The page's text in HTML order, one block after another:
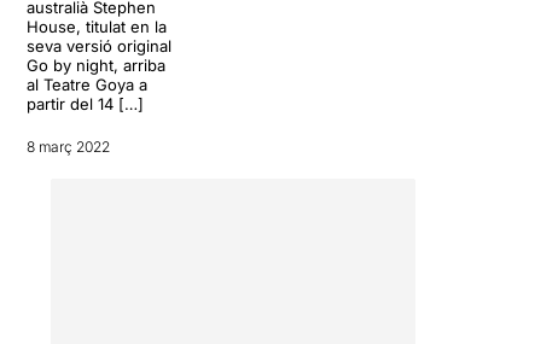
australià Stephen
House, titulat en la
seva versió original
Go by night, arriba
al Teatre Goya a
partir del 14 […]
8 març 2022